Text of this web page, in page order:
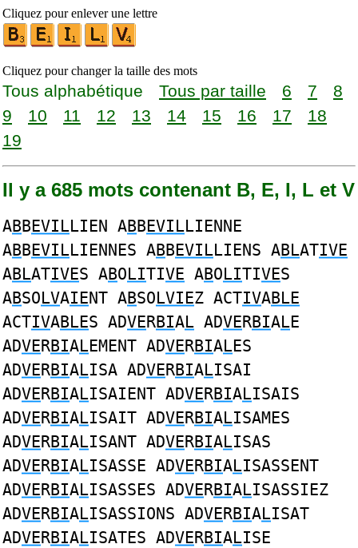
Cliquez pour enlever une lettre
Cliquez pour changer la taille des mots
Tous alphabétique Tous par taille 6 7
8
9
10 11 12 13 14 15 16 17
18
19
Il y a 685 mots contenant B, E, I, L et V
ABBEVILLIEN ABBEVILLIENNE
ABBEVILLIENNES ABBEVILLIENS ABLATIVE
ABLATIVES ABOLITIVE ABOLITIVES
ABSOLVAIENT ABSOLVIEZ ACTIVABLE
ACTIVABLES ADVERBIAL ADVERBIALE
ADVERBIALEMENT ADVERBIALES
ADVERBIALISA ADVERBIALISAI
ADVERBIALISAIENT ADVERBIALISAIS
ADVERBIALISAIT ADVERBIALISAMES
ADVERBIALISANT ADVERBIALISAS
ADVERBIALISASSE ADVERBIALISASSENT
ADVERBIALISASSES ADVERBIALISASSIEZ
ADVERBIALISASSIONS ADVERBIALISAT
ADVERBIALISATES ADVERBIALISE